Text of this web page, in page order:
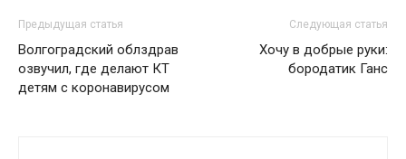
Предыдущая статья
Волгоградский облздрав
озвучил, где делают КТ
детям с коронавирусом
Следующая статья
Хочу в добрые руки:
бородатик Ганс